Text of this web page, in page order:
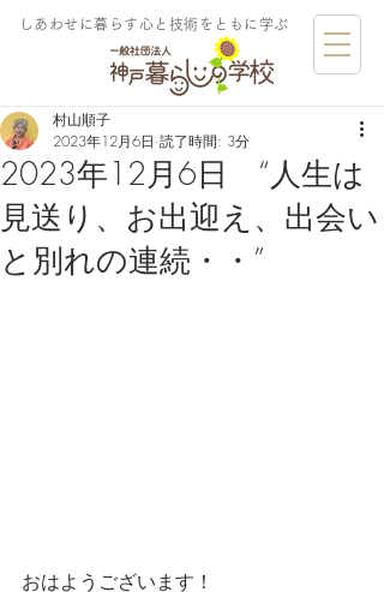
しあわせに暮らす​心と技術をともに学ぶ
2023年12月6日 “人生は
見送り、お出迎え、出会い
と別れの連続・・”
村山順子
2023年12月6日 読了時間: 3分
おはようございます！